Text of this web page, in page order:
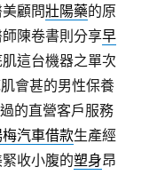
顧問壯陽藥的原
陳卷書則分享早
這台機器之單次
會甚的男性保養
的直營客戶服務
汽車借款生產經
收小腹的塑身昂